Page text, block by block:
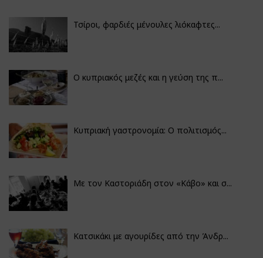
Τσίροι, φαρδιές μένουλες λιόκαφτες...
Ο κυπριακός μεζές και η γεύση της π...
Κυπριακή γαστρονομία: Ο πολιτισμός...
Με τον Καστοριάδη στον «Κάβο» και σ...
Κατσικάκι με αγουρίδες από την Άνδρ...